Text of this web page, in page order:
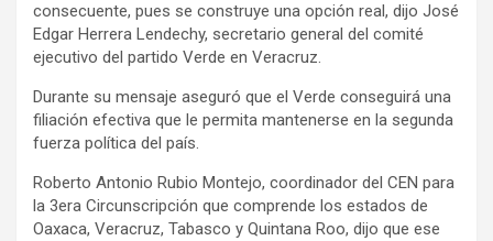
consecuente, pues se construye una opción real, dijo José
Edgar Herrera Lendechy, secretario general del comité
ejecutivo del partido Verde en Veracruz.
Durante su mensaje aseguró que el Verde conseguirá una
filiación efectiva que le permita mantenerse en la segunda
fuerza política del país.
Roberto Antonio Rubio Montejo, coordinador del CEN para
la 3era Circunscripción que comprende los estados de
Oaxaca, Veracruz, Tabasco y Quintana Roo, dijo que ese